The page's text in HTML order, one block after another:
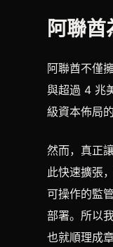
阿聯酋
阿聯酋不僅
與超過 4 兆
級資本佈局
然而，真正
此快速擴張
可操作的監
部署。所以
也就順理成章